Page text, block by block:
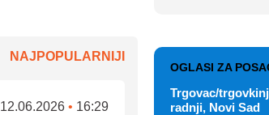
NAJPOPULARNIJI
12.06.2026 • 16:29
OGLASI ZA
Trgovac/
radnji, Novi Sad